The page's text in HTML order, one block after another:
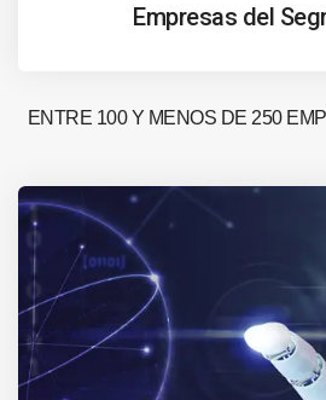
Empresas del
ENTRE 100 Y MENOS DE 250